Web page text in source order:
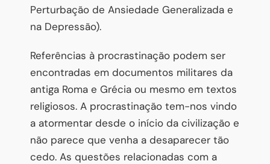
Perturbação de Ansiedade Generalizada e
na Depressão).
Referências à procrastinação podem ser
encontradas em documentos militares da
antiga Roma e Grécia ou mesmo em textos
religiosos. A procrastinação tem-nos vindo
a atormentar desde o início da civilização e
não parece que venha a desaparecer tão
cedo. As questões relacionadas com a